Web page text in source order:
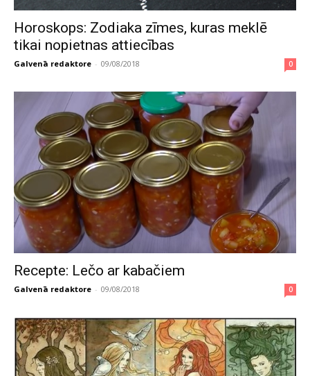
Horoskops: Zodiaka zīmes, kuras meklē
tikai nopietnas attiecības
Galvenā redaktore - 09/08/2018 0
Recepte: Lečo ar kabačiem
Galvenā redaktore - 09/08/2018 0